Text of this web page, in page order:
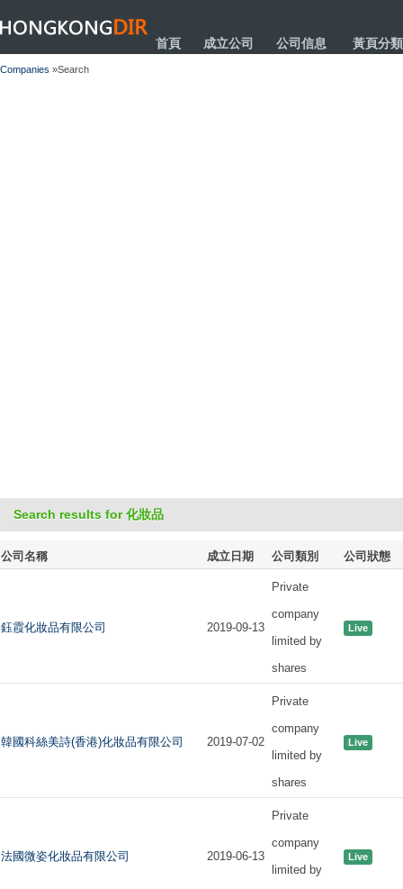
HONGKONGDIR
首頁 成立公司 公司信息 黃頁分類
Companies »Search
Search results for 化妝品
公司名稱 成立日期 公司類別 公司狀態
鈺霞化妝品有限公司 2019-09-13
Private
company
limited by
shares
Live
韓國科絲美詩(香港)化妝品有限公司 2019-07-02
Private
company
limited by
shares
Live
法國微姿化妝品有限公司 2019-06-13
Private
company
limited by
Live